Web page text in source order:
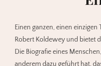
Einen ganzen, einen einzigen
Robert Koldewey und bietet
Die Biografie eines
anderem dazu geführt hat,